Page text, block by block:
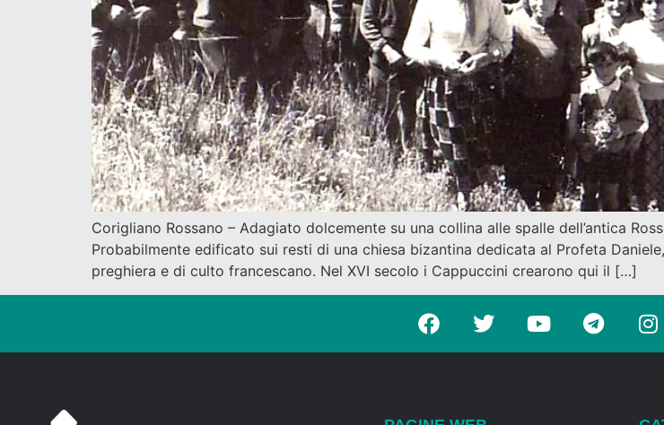
Corigliano Rossano – Adagiato dolcemente su una collina alle spalle dell’antica
Probabilmente edificato sui resti di una chiesa bizantina dedicata al Profeta
preghiera e di culto francescano. Nel XVI secolo i Cappuccini crearono qui il […]